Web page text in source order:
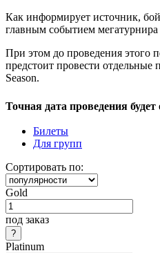
Как информирует источник,
главным событием мегатурнира
При этом до проведения
предстоит провести отдельные
Season.
Точная дата проведения
Билеты
Для групп
Сортировать по:
Gold
под заказ
Platinum